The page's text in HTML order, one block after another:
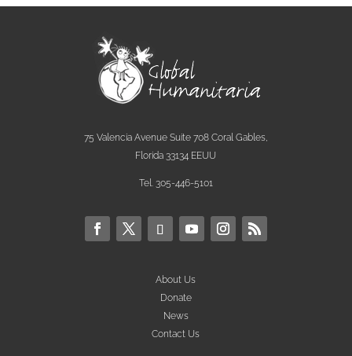
75 Valencia Avenue Suite 708 Coral Gables,
Florida 33134 EEUU
Tel. 305-446-5101
About Us
Donate
News
Contact Us